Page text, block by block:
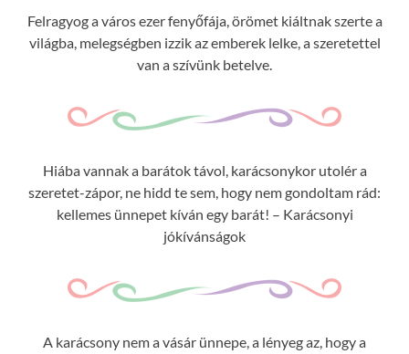
Felragyog a város ezer fenyőfája, örömet kiáltnak szerte a
világba, melegségben izzik az emberek lelke, a szeretettel
van a szívünk betelve.
Hiába vannak a barátok távol, karácsonykor utolér a
szeretet-zápor, ne hidd te sem, hogy nem gondoltam rád:
kellemes ünnepet kíván egy barát! – Karácsonyi
jókívánságok
A karácsony nem a vásár ünnepe, a lényeg az, hogy a